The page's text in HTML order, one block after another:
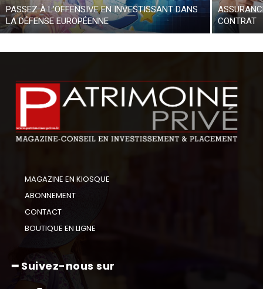
PASSEZ À L’OFFENSIVE EN INVESTISSANT DANS
LA DÉFENSE EUROPÉENNE
CONTRAT
MAGAZINE EN KIOSQUE
ABONNEMENT
CONTACT
BOUTIQUE EN LIGNE
━ Suivez-nous sur